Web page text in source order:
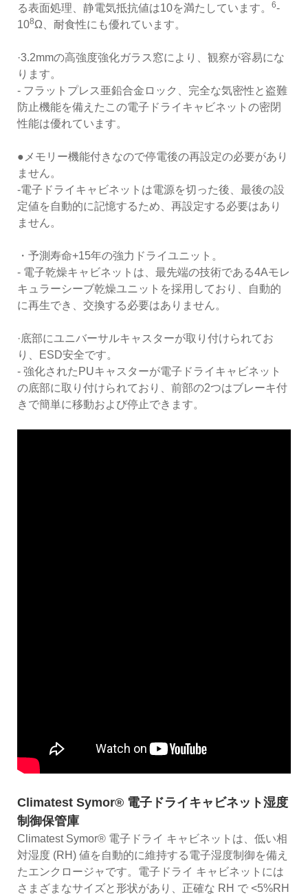
る表面処理、静電気抵抗値は10を満たしています。 6-
108Ω、耐食性にも優れています。
·3.2mmの高強度強化ガラス窓により、観察が容易にな
ります。
- フラットプレス亜鉛合金ロック、完全な気密性と盗難
防止機能を備えたこの電子ドライキャビネットの密閉
性能は優れています。
●メモリー機能付きなので停電後の再設定の必要があり
ません。
-電子ドライキャビネットは電源を切った後、最後の設
定値を自動的に記憶するため、再設定する必要はあり
ません。
・予測寿命+15年の強力ドライユニット。
- 電子乾燥キャビネットは、最先端の技術である4Aモレ
キュラーシーブ乾燥ユニットを採用しており、自動的
に再生でき、交換する必要はありません。
·底部にユニバーサルキャスターが取り付けられてお
り、ESD安全です。
- 強化されたPUキャスターが電子ドライキャビネット
の底部に取り付けられており、前部の2つはブレーキ付
きで簡単に移動および停止できます。
Climatest Symor® 電子ドライキャビネット湿度
制御保管庫
Climatest Symor® 電子ドライ キャビネットは、低い相
対湿度 (RH) 値を自動的に維持する電子湿度制御を備え
たエンクロージャです。電子ドライ キャビネットには
さまざまなサイズと形状があり、正確な RH で <5%RH